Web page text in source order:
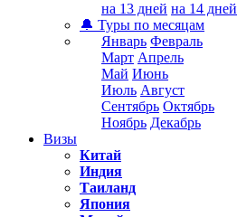
на 13 дней на 14 дней
🔔 Туры по месяцам
Январь Февраль
Март Апрель
Май Июнь
Июль Август
Сентябрь Октябрь
Ноябрь Декабрь
Визы
Китай
Индия
Таиланд
Япония